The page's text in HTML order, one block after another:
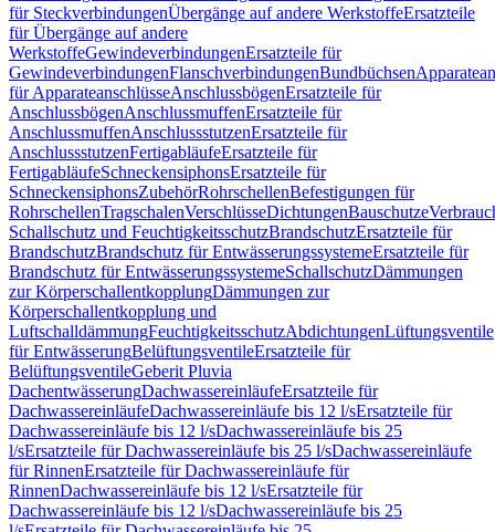
für SteckverbindungenÜbergänge auf andere WerkstoffeErsatzteile
für Übergänge auf andere
WerkstoffeGewindeverbindungenErsatzteile für
GewindeverbindungenFlanschverbindungenBundbüchsen
für ApparateanschlüsseAnschlussbögenErsatzteile für
AnschlussbögenAnschlussmuffenErsatzteile für
AnschlussmuffenAnschlussstutzenErsatzteile für
AnschlussstutzenFertigabläufeErsatzteile für
FertigabläufeSchneckensiphonsErsatzteile für
SchneckensiphonsZubehörRohrschellenBefestigungen für
RohrschellenTragschalenVerschlüsseDichtungenBauschutze
Schallschutz und FeuchtigkeitsschutzBrandschutzErsatzteile für
BrandschutzBrandschutz für EntwässerungssystemeErsatzteile für
Brandschutz für EntwässerungssystemeSchallschutzDämmungen
zur KörperschallentkopplungDämmungen zur
Körperschallentkopplung und
LuftschalldämmungFeuchtigkeitsschutzAbdichtungenLüftungsventile
für EntwässerungBelüftungsventileErsatzteile für
BelüftungsventileGeberit Pluvia
DachentwässerungDachwassereinläufeErsatzteile für
DachwassereinläufeDachwassereinläufe bis 12 l/sErsatzteile für
Dachwassereinläufe bis 12 l/sDachwassereinläufe bis 25
l/sErsatzteile für Dachwassereinläufe bis 25 l/sDachwassereinläufe
für RinnenErsatzteile für Dachwassereinläufe für
RinnenDachwassereinläufe bis 12 l/sErsatzteile für
Dachwassereinläufe bis 12 l/sDachwassereinläufe bis 25